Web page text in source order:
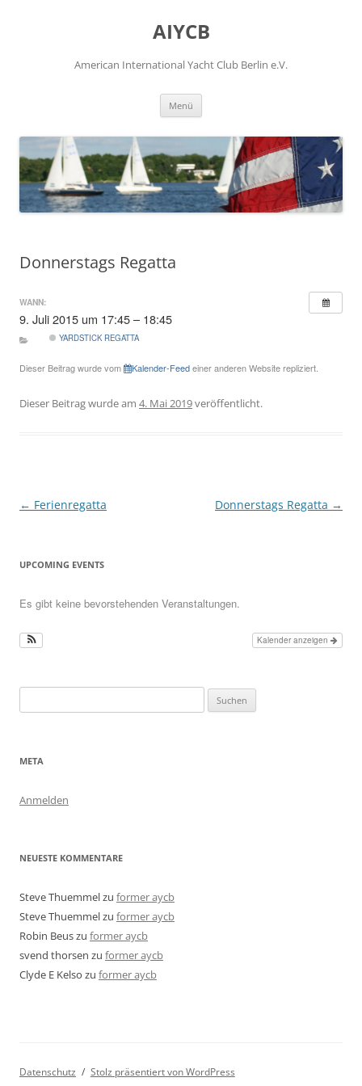
AIYCB
American International Yacht Club Berlin e.V.
Menü
Donnerstags Regatta
WANN:
9. Juli 2015 um 17:45 – 18:45
YARDSTICK REGATTA
Dieser Beitrag wurde vom Kalender-Feedeiner anderen Website repliziert.
Dieser Beitrag wurde am 4. Mai 2019veröffentlicht.
Beitragsnavigation
← Ferienregatta Donnerstags Regatta →
UPCOMING EVENTS
Es gibt keine bevorstehenden Veranstaltungen.
Kalender anzeigen
nach:
META
Anmelden
NEUESTE KOMMENTARE
Steve Thuemmelzu former aycb
Steve Thuemmelzu former aycb
Robin Beuszu former aycb
svend thorsen zu former aycb
Clyde E Kelso zu former aycb
Datenschutz Stolz präsentiert von WordPress